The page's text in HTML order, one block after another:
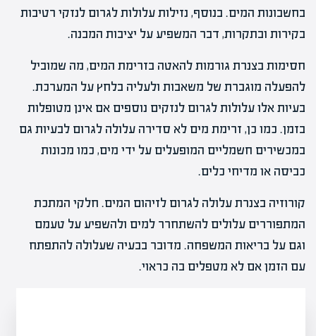
בחשבונות המים. בנוסף, נזילות עלולות לגרום לנזקי רטיבות
בקירות ובתקרות, דבר המשפיע על יציבות המבנה.
חסימות בצנרת גורמות להאטה בזרימת המים, מה שמוביל
להפעלה מוגברת של משאבות ולעליה בלחץ על המערכת.
בעיות אלו עלולות לגרום לנזקים נוספים אם אינן מטופלות
בזמן. כמו כן, זרימת מים לא סדירה עלולה לגרום לבעיות גם
במכשירים חשמליים המופעלים על ידי מים, כמו מכונות
כביסה או מדיחי כלים.
קורוזיה בצנרת עלולה לגרום לזיהום המים. חלקי המתכת
המתפוררים עלולים להשתחרר למים ולהשפיע על טעמם
וגם על בריאות המשפחה. מדובר בבעיה שעלולה להתפתח
עם הזמן אם לא מטפלים בה כראוי.